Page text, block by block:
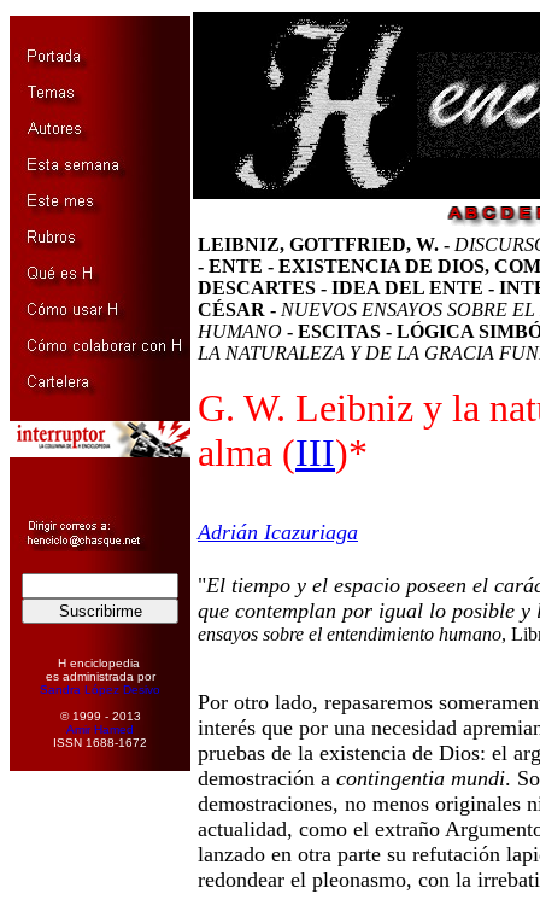
H enciclopedia
es administrada por
Sandra López Desivo
© 1999 - 2013
Amir Hamed
ISSN 1688-1672
LEIBNIZ, GOTTFRIED, W. -
- ENTE - EXISTENCIA DE DIOS,
DESCARTES - IDEA DEL ENTE -
CÉSAR - NUEVOS ENSAYOS SOBRE
HUMANO - ESCITAS - LÓGICA
LA NATURALEZA Y DE LA GRACIA
G. W. Leibniz y la
alma (III)*
Adrián Icazuriaga
"El tiempo y el espacio poseen el
que contemplan por igual lo posible y
ensayos sobre el entendimiento humano,
Por otro lado, repasaremos
interés que por una necesidad
pruebas de la existencia de Dios: el
demostración a contingentia mundi.
demostraciones, no menos originales
actualidad, como el extraño
lanzado en otra parte su refutación
redondear el pleonasmo, con la